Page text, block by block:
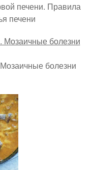
печени. Правила
печени
болезни